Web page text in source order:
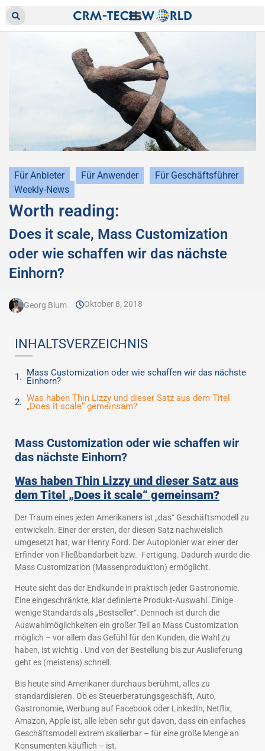
Für Anbieter Für Anwender
Für Geschäftsführer
Weekly-News
Worth reading:
Does it scale, Mass Customization
oder wie schaffen wir das nächste
Einhorn?
Georg Blum Oktober 8, 2018
INHALTSVERZEICHNIS
Mass Customization oder wie schaffen wir das nächste
Einhorn?
Was haben Thin Lizzy und dieser Satz aus dem Titel
„Does it scale“ gemeinsam?
Mass Customization oder wie schaffen wir
das nächste Einhorn?
Was haben Thin Lizzy und dieser Satz aus
dem Titel „Does it scale“ gemeinsam?
Der Traum eines jeden Amerikaners ist „das“ Geschäftsmodell zu
entwickeln. Einer der ersten, der diesen Satz nachweislich
umgesetzt hat, war Henry Ford. Der Autopionier war einer der
Erfinder von Fließbandarbeit bzw. -Fertigung. Dadurch wurde die
Mass Customization (Massenproduktion) ermöglicht.
Heute sieht das der Endkunde in praktisch jeder Gastronomie.
Eine eingeschränkte, klar definierte Produkt-Auswahl. Einige
wenige Standards als „Bestseller“. Dennoch ist durch die
Auswahlmöglichkeiten ein großer Teil an Mass Customization
möglich – vor allem das Gefühl für den Kunden, die Wahl zu
haben, ist wichtig . Und von der Bestellung bis zur Auslieferung
geht es (meistens) schnell.
Bis heute sind Amerikaner durchaus berühmt, alles zu
standardisieren. Ob es Steuerberatungsgeschäft, Auto,
Gastronomie, Werbung auf Facebook oder LinkedIn, Netflix,
Amazon, Apple ist, alle leben sehr gut davon, dass ein einfaches
Geschäftsmodell extrem skalierbar – für eine große Menge an
Konsumenten käuflich – ist.